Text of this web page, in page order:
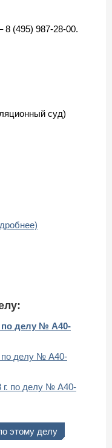
(495) 987-28-00.
суд)
по делу № А40-
по делу № А40-
г. по делу № А40-
этому делу